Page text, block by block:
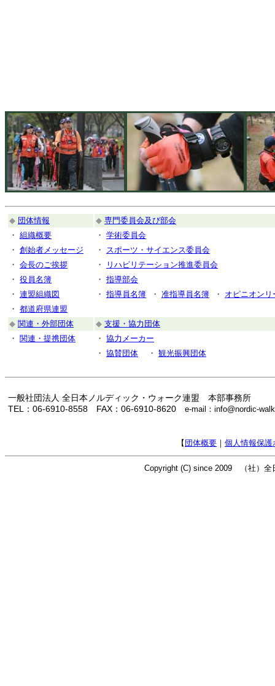
◆ 団体情報 ◆ 専門委員会及び部会
・ 組織概要 ・ 学術委員会
・ 創始者メッセージ ・
スポーツ・サイエンス委員会
・ 会長のご挨拶 ・
リハビリテーション推進委員会
・ 役員名簿 ・ 指導部会
・ 連盟組織図 ・ 指導員名簿 ・ 准指導員名簿 ・
オピニオン
・ 都道府県連盟
◆ 関連・外部団体 ◆ 支援・協力団体
・
関連・提携団体 ・ 協力メーカー
・ 協賛団体 ・ 観光振興団体
一般社団法人 全日本ノルディック・ウォーク連盟 本部事務所
TEL：06-6910-8558 FAX：06-6910-8620 e-mail：info@nordic-
【 団体概要 ｜ 個人情報保護
Copyright (C) since 2009 （社）全